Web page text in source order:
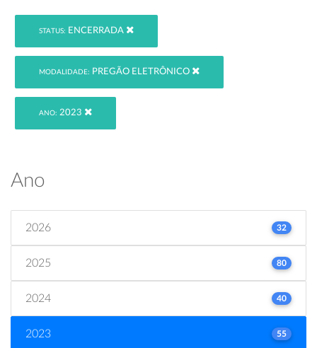
STATUS: ENCERRADA
MODALIDADE: PREGÃO ELETRÔNICO
ANO: 2023
Ano
2026 32
2025 80
2024 40
2023 55